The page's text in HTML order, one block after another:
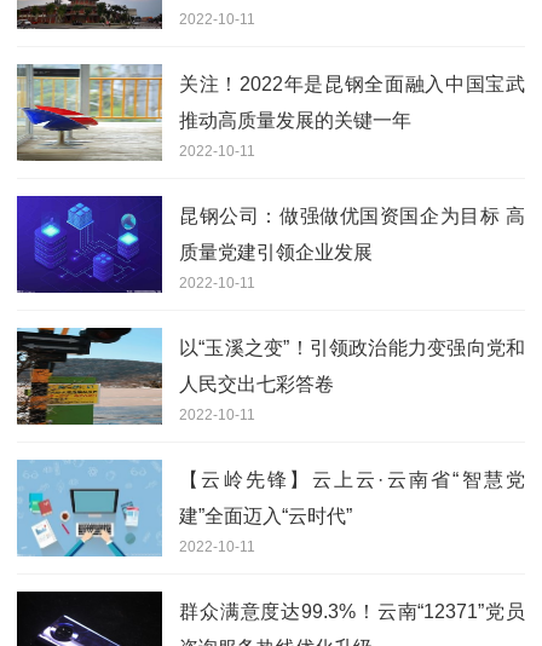
2022-10-11
关注！2022年是昆钢全面融入中国宝武
推动高质量发展的关键一年
2022-10-11
昆钢公司：做强做优国资国企为目标 高
质量党建引领企业发展
2022-10-11
以“玉溪之变”！引领政治能力变强向党和
人民交出七彩答卷
2022-10-11
【云岭先锋】云上云·云南省“智慧党
建”全面迈入“云时代”
2022-10-11
群众满意度达99.3%！云南“12371”党员